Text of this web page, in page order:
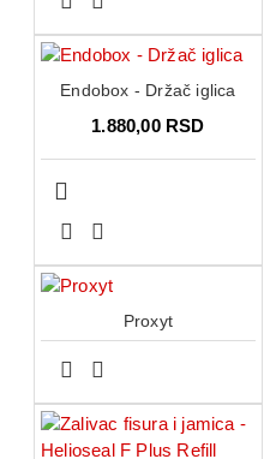
Endobox - Držač iglica
1.880,00 RSD
Proxyt